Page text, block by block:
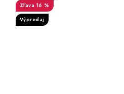
16 %
Výpredaj